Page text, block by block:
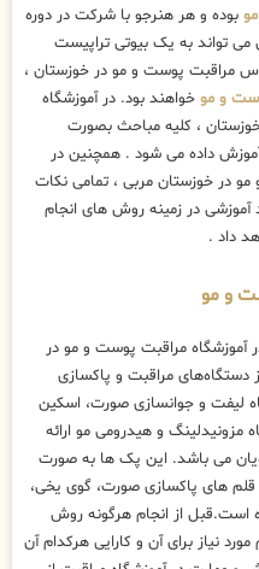
بوده و هر هنرجو با شرکت در دوره
تواند به یک بیوتی تراپیست
مراقبت پوست و مو در خوزستان ،
و مو خواهند بود. در آموزشگاه
، کلیه مباحث بصورت
داده می شود . همچنین در
در خوزستان مربی ، تمامی نکات
آموزشی در زمینه روش های انجام
داد .
و مو
آموزشگاه مراقبت پوست و مو در
دستگاه‌های مراقبت و پاکسازی
لیفت و جوانسازی صورت، اسکین
مزونیدلینگ و هیدرومی مو ارائه
می باشد. این پک ها به صورت
های پاکسازی صورت، گوی یخی،
است.قبل از انجام هرگونه روش
نیاز برای آن و کارایی هرکدام آن